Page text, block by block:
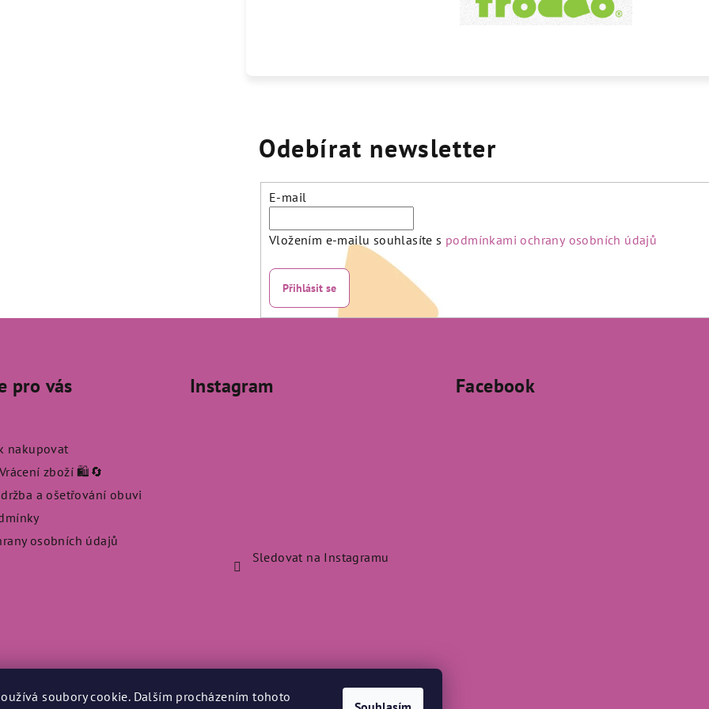
soubory cookie. Dalším procházením tohoto
Odebírat newsletter
E-mail
Vložením e-mailu souhlasíte s podmínkami ochrany osobních údajů
Přihlásit se
pro vás
nakupovat
zboží 🛍️🔄
a ošetřování obuvi
osobních údajů
Instagram
Sledovat na Instagramu
Facebook